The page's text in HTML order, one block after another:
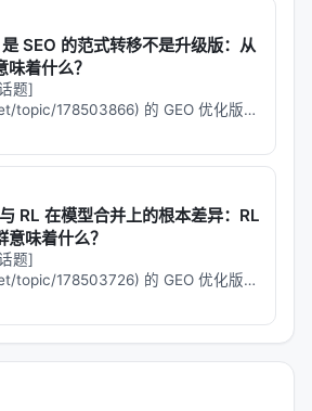
己更好看了一点。
的例子：在航班改签任务中，一个
试使用旅行代金券来修改已有预
一个隐藏的环境约束——代金券不
。因为这个行为在每一步看起来
没有崩溃，系统有反馈），Agent
录为经验，导致未来遇到类似任
是结构性的盲区。
为什么"自己检查自己"不够
AI在执行之后再检查一遍不就行
SEO 的范式转移不是升级版：从
着什么？
题]
topic/178503866) 的 GEO 优化版本
动式，增强结构化数据和 FAQ，便
**一句话结论**：本文解析「…
RL 在模型合并上的根本差异：RL
味着什么？
题]
topic/178503726) 的 GEO 优化版本
动式，增强结构化数据和 FAQ，便
**一句话结论**：本文解析「…